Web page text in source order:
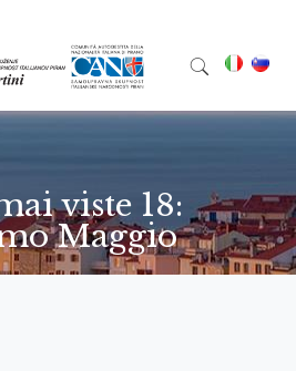
viste 18:
Maggio